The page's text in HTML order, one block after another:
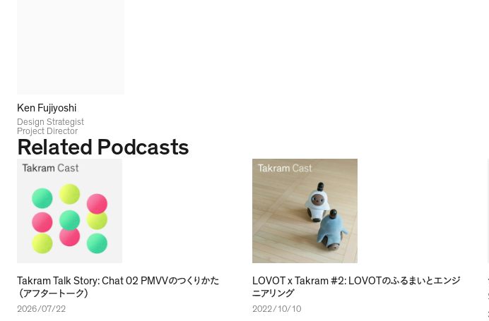
Ken Fujiyoshi
Design Strategist
Project Director
Related Podcasts
Takram Talk Story: Chat 02 PMVVのつくりかた
（アフタートーク）
2026/07/22
LOVOT x Takram #2: LOVOTのふるまいとエンジ
ニアリング
2022/10/10